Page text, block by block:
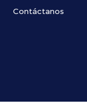
Contáctanos